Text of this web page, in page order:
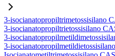
3-isocianatopropiltrimetossisilano
3-isocianatopropiltrietossisilano
3-
3-